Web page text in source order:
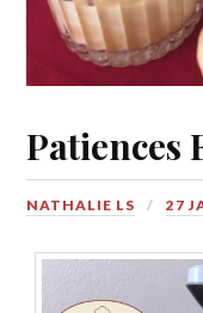
Patiences
NATHALIE LS 27